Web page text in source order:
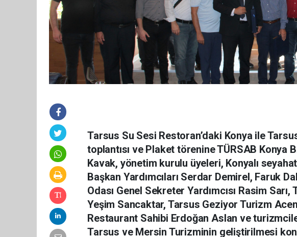
Tarsus Su Sesi Restoran’daki Konya ile
toplantısı ve Plaket törenine TÜRSAB Konya
Kavak, yönetim kurulu üyeleri, Konyalı
Başkan Yardımcıları Serdar Demirel, Faruk
Odası Genel Sekreter Yardımcısı Rasim Sarı,
Yeşim Sancaktar, Tarsus Geziyor Turizm
Restaurant Sahibi Erdoğan Aslan ve
Tarsus ve Mersin Turizminin geliştirilmesi